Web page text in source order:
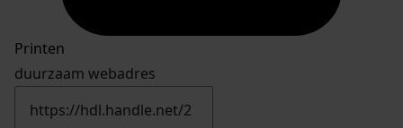
Printen
duurzaam webadres